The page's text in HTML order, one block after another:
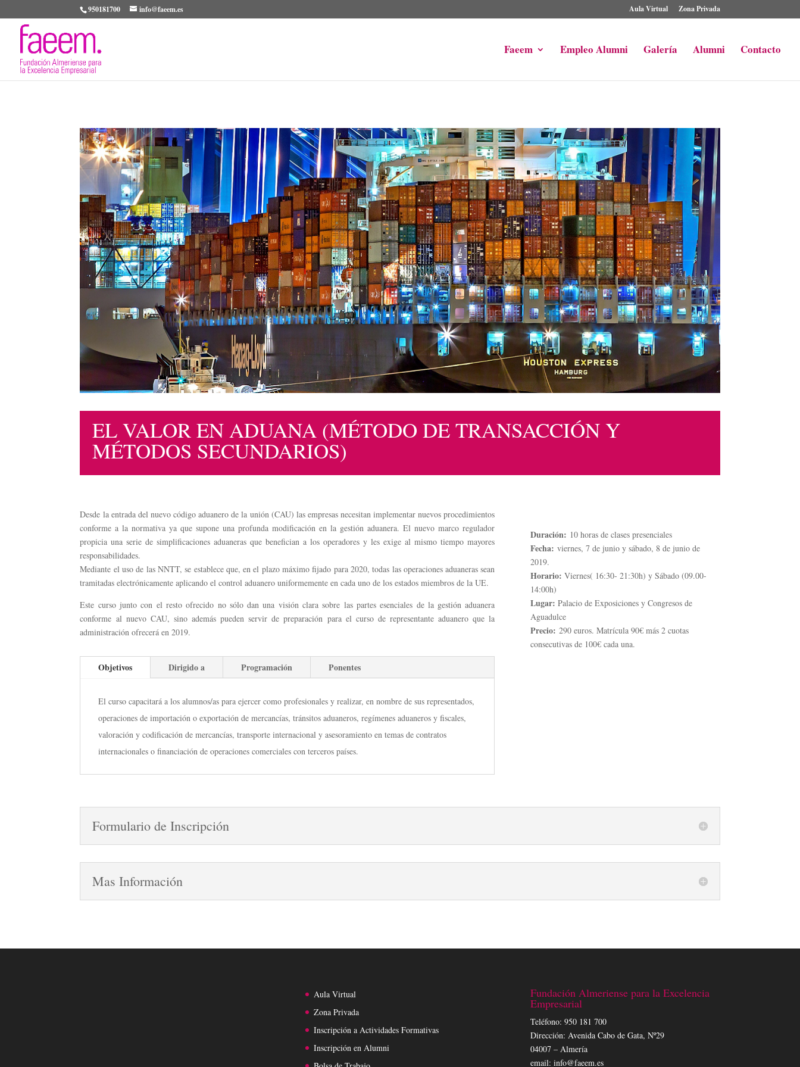
950181700 info@faeem.es Aula Virtual Zona Privada
Faeem Empleo Alumni Galería Alumni Contacto
EL VALOR EN ADUANA (MÉTODO DE TRANSACCIÓN Y
MÉTODOS SECUNDARIOS)
Desde la entrada del nuevo código aduanero de la unión (CAU) las empresas necesitan implementar nuevos procedimientos
conforme a la normativa ya que supone una profunda modificación en la gestión aduanera. El nuevo marco regulador
propicia una serie de simplificaciones aduaneras que benefician a los operadores y les exige al mismo tiempo mayores
responsabilidades.
Mediante el uso de las NNTT, se establece que, en el plazo máximo fijado para 2020, todas las operaciones aduaneras sean
tramitadas electrónicamente aplicando el control aduanero uniformemente en cada uno de los estados miembros de la UE.
Este curso junto con el resto ofrecido no sólo dan una visión clara sobre las partes esenciales de la gestión aduanera
conforme al nuevo CAU, sino además pueden servir de preparación para el curso de representante aduanero que la
administración ofrecerá en 2019.
Objetivos Dirigido a Programación Ponentes
El curso capacitará a los alumnos/as para ejercer como profesionales y realizar, en nombre de sus representados,
operaciones de importación o exportación de mercancías, tránsitos aduaneros, regímenes aduaneros y fiscales,
valoración y codificación de mercancías, transporte internacional y asesoramiento en temas de contratos
internacionales o financiación de operaciones comerciales con terceros países.
Duración: 10 horas de clases presenciales
Fecha: viernes, 7 de junio y sábado, 8 de junio de
2019.
Horario: Viernes( 16:30- 21:30h) y Sábado (09.00-
14:00h)
Lugar: Palacio de Exposiciones y Congresos de
Aguadulce
Precio: 290 euros. Matrícula 90€ más 2 cuotas
consecutivas de 100€ cada una.
Formulario de Inscripción
Mas Información
Aula Virtual
Zona Privada
Inscripción a Actividades Formativas
Inscripción en Alumni
Fundación Almeriense para la Excelencia
Empresarial
Teléfono: 950 181 700
Dirección: Avenida Cabo de Gata, Nº29
04007 – Almería
email: info@faeem.es